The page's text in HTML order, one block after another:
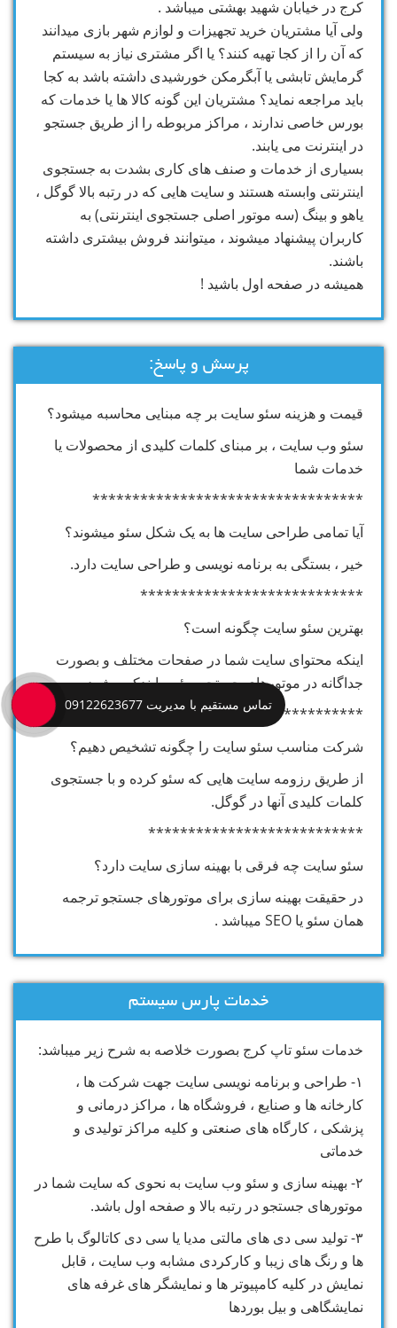
کرج در خیابان شهید بهشتی میباشد .
ولی آیا مشتریان خرید تجهیزات و لوازم شهر بازی میدانند
که آن را از کجا تهیه کنند؟ یا اگر مشتری نیاز به سیستم
گرمایش تابشی یا آبگرمکن خورشیدی داشته باشد به کجا
باید مراجعه نماید؟ مشتریان این گونه کالا ها یا خدمات که
بورس خاصی ندارند ، مراکز مربوطه را از طریق جستجو
در اینترنت می یابند.
بسیاری از خدمات و صنف های کاری بشدت به جستجوی
اینترنتی وابسته هستند و سایت هایی که در رتبه بالا گوگل ،
یاهو و بینگ (سه موتور اصلی جستجوی اینترنتی) به
کاربران پیشنهاد میشوند ، میتوانند فروش بیشتری داشته
باشند.
همیشه در صفحه اول باشید !
پرسش و پاسخ:
قیمت و هزینه سئو سایت بر چه مبنایی محاسبه میشود؟
سئو وب سایت ، بر مبنای کلمات کلیدی از محصولات یا
خدمات شما
**********************************
آیا تمامی طراحی سایت ها به یک شکل سئو میشوند؟
خیر ، بستگی به برنامه نویسی و طراحی سایت دارد.
****************************
بهترین سئو سایت چگونه است؟
اینکه محتوای سایت شما در صفحات مختلف و بصورت
جداگانه در موتورهای جستجو سئو و ایندکس شود.
****************************
شرکت مناسب سئو سایت را چگونه تشخیص دهیم؟
از طریق رزومه سایت هایی که سئو کرده و با جستجوی
کلمات کلیدی آنها در گوگل.
***************************
سئو سایت چه فرقی با بهینه سازی سایت دارد؟
در حقیقت بهینه سازی برای موتورهای جستجو ترجمه
همان سئو یا SEO میباشد .
خدمات پارس سیستم
خدمات سئو تاپ کرج بصورت خلاصه به شرح زیر میباشد:
۱- طراحی و برنامه نویسی سایت جهت شرکت ها ،
کارخانه ها و صنایع ، فروشگاه ها ، مراکز درمانی و
پزشکی ، کارگاه های صنعتی و کلیه مراکز تولیدی و
خدماتی
۲- بهینه سازی و سئو وب سایت به نحوی که سایت شما در
موتورهای جستجو در رتبه بالا و صفحه اول باشد.
۳- تولید سی دی های مالتی مدیا یا سی دی کاتالوگ با طرح
ها و رنگ های زیبا و کارکردی مشابه وب سایت ، قابل
نمایش در کلیه کامپیوتر ها و نمایشگر های غرفه های
نمایشگاهی و بیل بوردها
تماس مستقیم با مدیریت 09122623677